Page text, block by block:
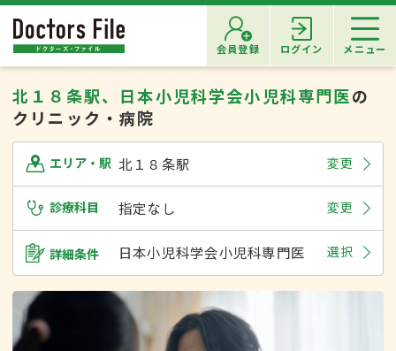
会員登録 ログイン メニュー
北１８条駅、日本小児科学会小児科専門医の
クリニック・病院
エリア・駅 北１８条駅 変更
診療科目 指定なし 変更
詳細条件 日本小児科学会小児科専門医 選択